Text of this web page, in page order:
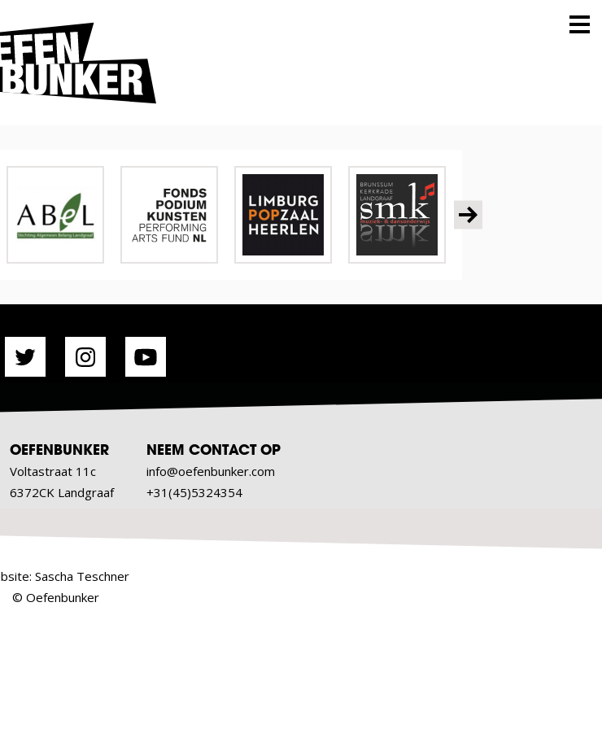
OEFENBUNKER
Voltastraat 11c
6372CK Landgraaf
NEEM CONTACT OP
info@oefenbunker.com
+31(45)5324354
Sascha Teschner
© Oefenbunker